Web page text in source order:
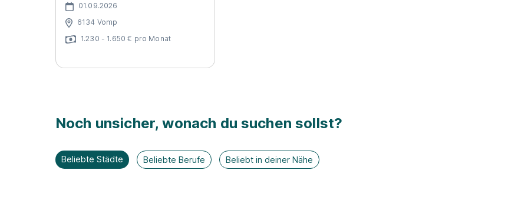
01.09.2026
6134 Vomp
1.230 - 1.650 € pro Monat
Noch unsicher, wonach du suchen sollst?
Beliebte Städte Beliebte Berufe Beliebt in deiner Nähe